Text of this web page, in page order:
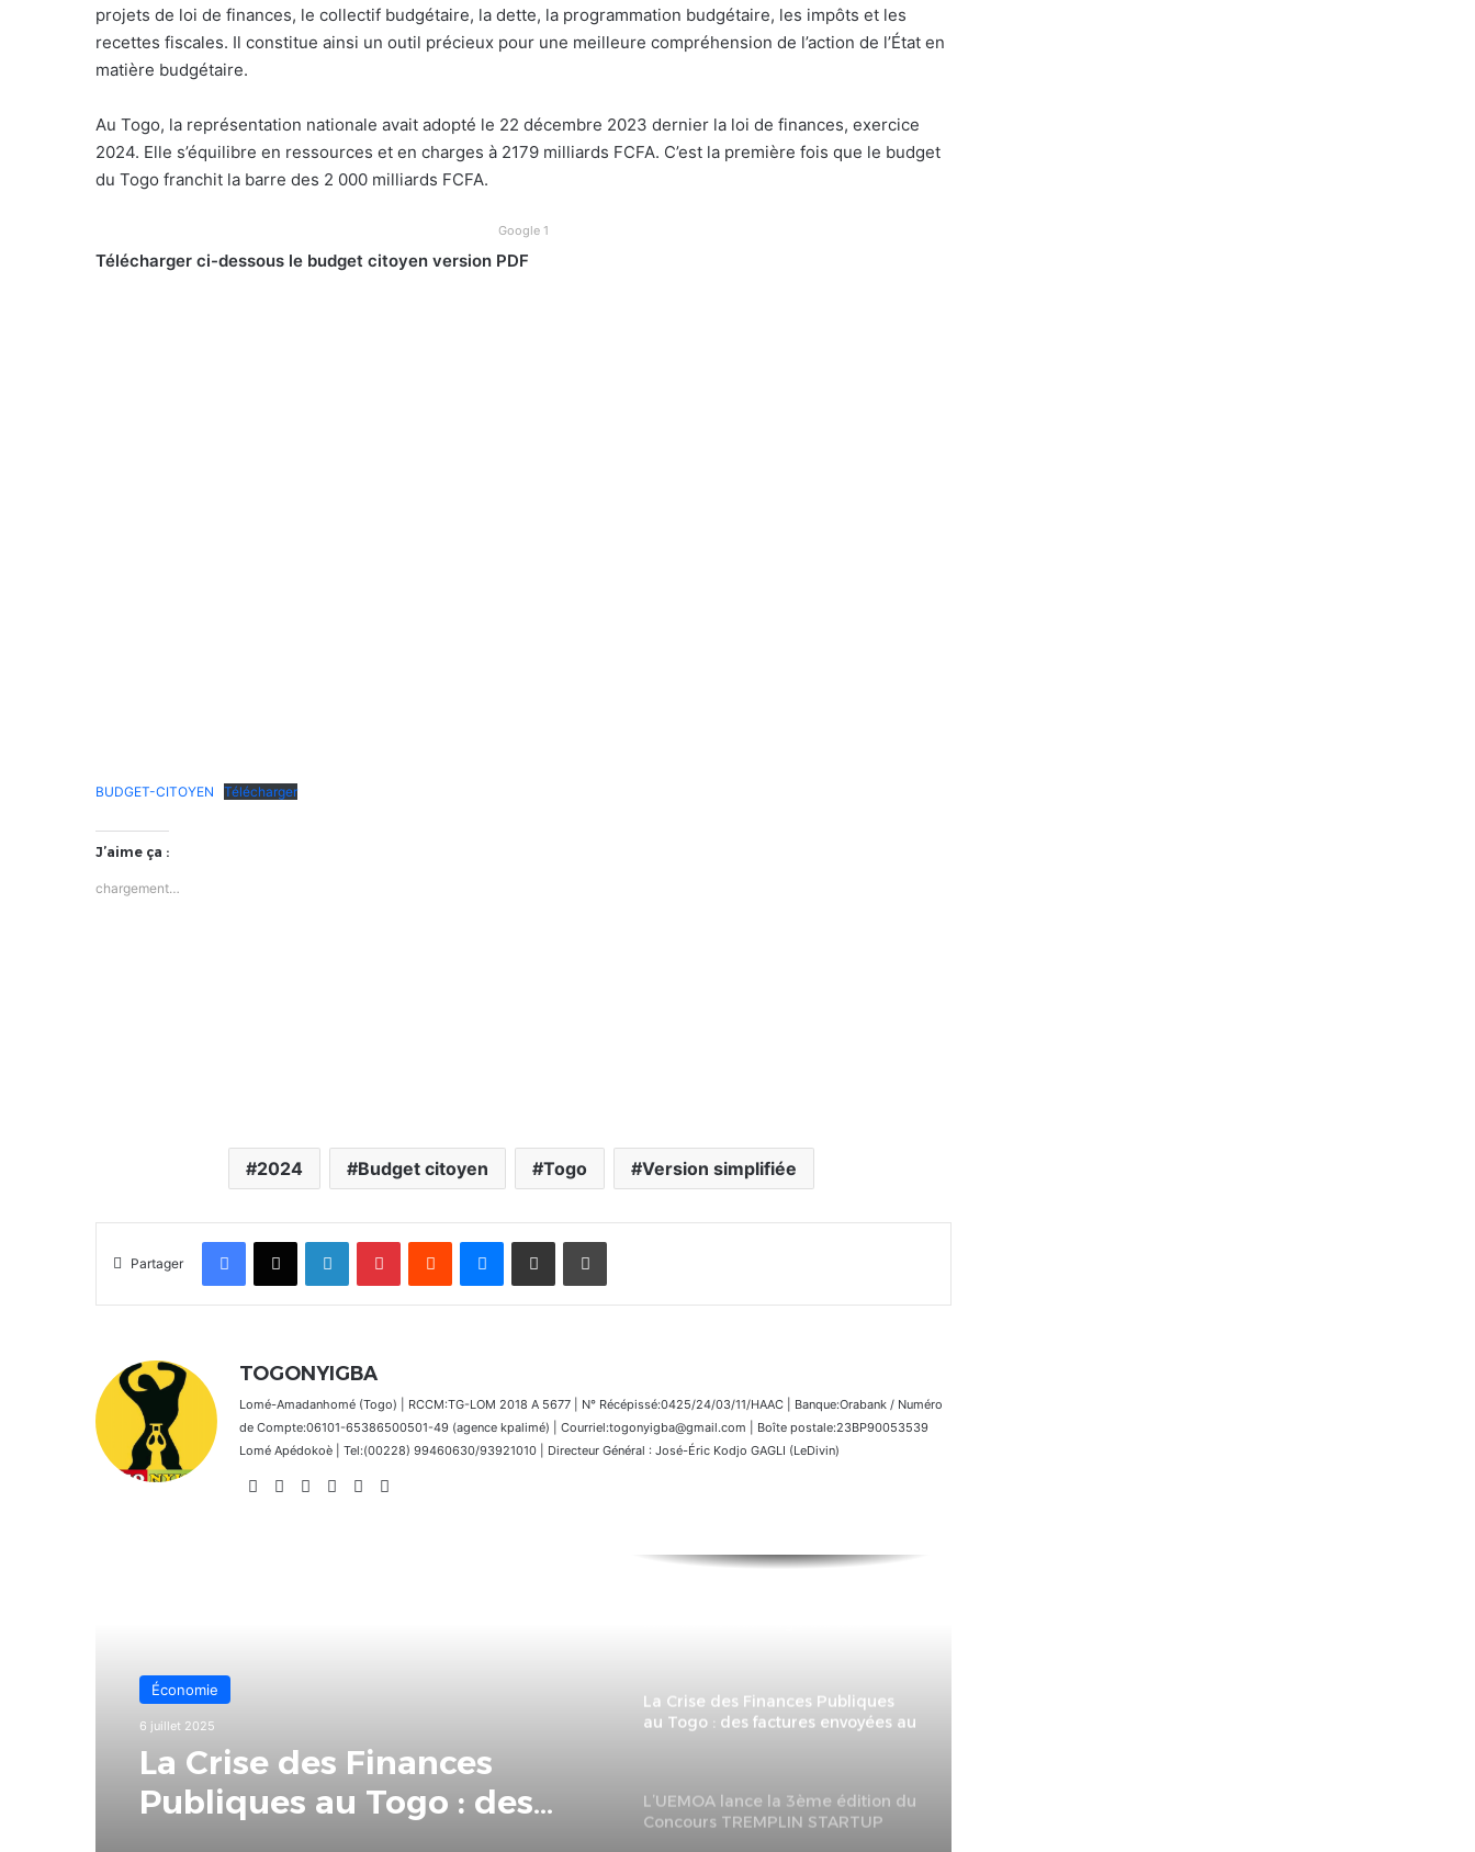
projets de loi de finances, le collectif budgétaire, la dette, la programmation budgétaire, les impôts et les
recettes fiscales. Il constitue ainsi un outil précieux pour une meilleure compréhension de l’action de l’État en
matière budgétaire.
Au Togo, la représentation nationale avait adopté le 22 décembre 2023 dernier la loi de finances, exercice
2024. Elle s’équilibre en ressources et en charges à 2179 milliards FCFA. C’est la première fois que le budget
du Togo franchit la barre des 2 000 milliards FCFA.
Google 1
Télécharger ci-dessous le budget citoyen version PDF
BUDGET-CITOYEN Télécharger
J’aime ça :
chargement…
2024 Budget citoyen Togo Version simplifiée
Partager
FacebookX Linkedin PinterestReddit MessengerPartager par email Imprimer
TOGONYIGBA
Lomé-Amadanhomé (Togo) | RCCM:TG-LOM 2018 A 5677 | N° Récépissé:0425/24/03/11/HAAC | Banque:Orabank / Numéro
de Compte:06101-65386500501-49 (agence kpalimé) | Courriel:togonyigba@gmail.com | Boîte postale:23BP90053539
Lomé Apédokoè | Tel:(00228) 99460630/93921010 | Directeur Général : José-Éric Kodjo GAGLI (LeDivin)
WebsiteFacebook
X LinkedinInstagram
Économie
6 juillet 2025
La Crise des Finances
Publiques au Togo : des
La Crise des Finances Publiques
au Togo : des factures envoyées au
L’UEMOA lance la 3ème édition du
Concours TREMPLIN STARTUP